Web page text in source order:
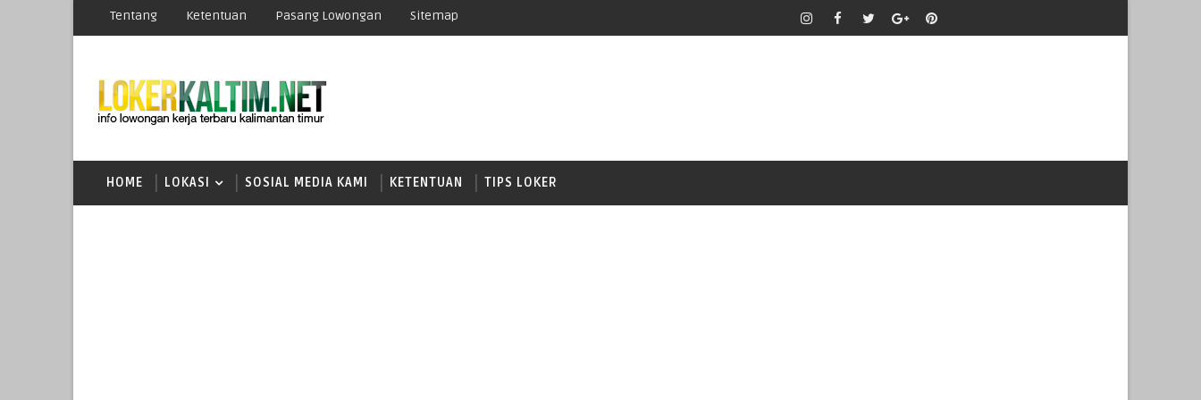
Tentang Ketentuan Pasang Lowongan Sitemap
HOME LOKASI SOSIAL MEDIA KAMI KETENTUAN TIPS LOKER